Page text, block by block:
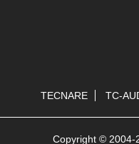
TECNARE TC-
Copyright © 2004-